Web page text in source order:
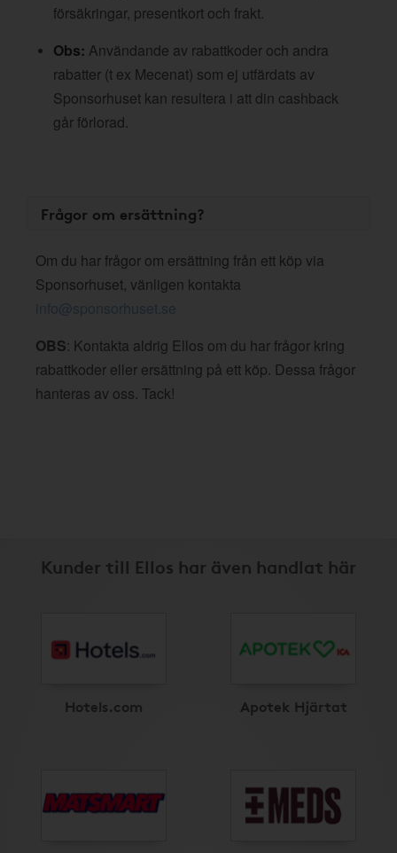
försäkringar, presentkort och frakt.
Obs: Användande av rabattkoder och andra
rabatter (t ex Mecenat) som ej utfärdats av
Sponsorhuset kan resultera i att din cashback
går förlorad.
Frågor om ersättning?
Om du har frågor om ersättning från ett köp via
Sponsorhuset, vänligen kontakta
info@sponsorhuset.se
OBS: Kontakta aldrig Ellos om du har frågor kring
rabattkoder eller ersättning på ett köp. Dessa frågor
hanteras av oss. Tack!
Kunder till Ellos har även handlat här
Hotels.com Apotek Hjärtat